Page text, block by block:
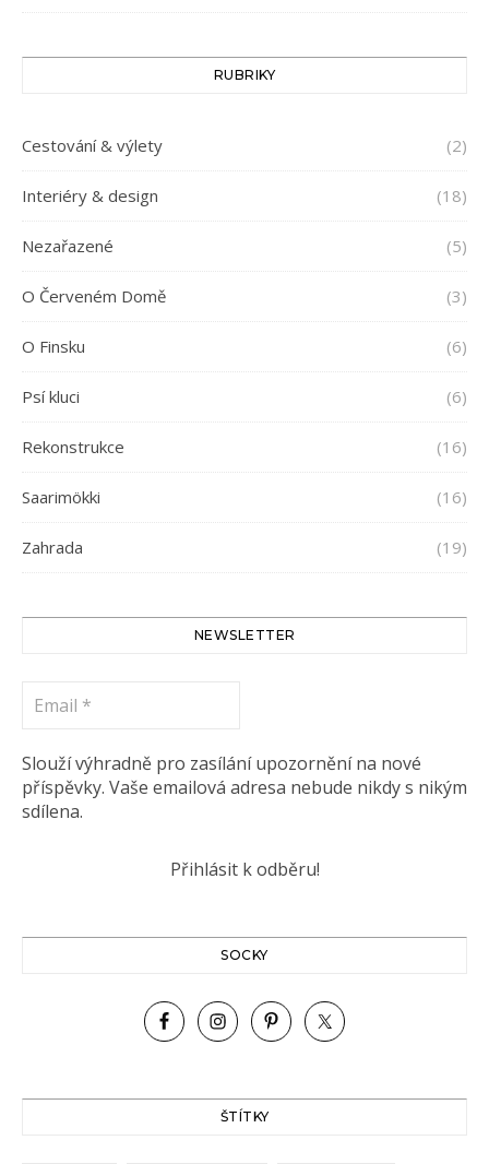
RUBRIKY
Cestování & výlety (2)
Interiéry & design (18)
Nezařazené (5)
O Červeném Domě (3)
O Finsku (6)
Psí kluci (6)
Rekonstrukce (16)
Saarimökki (16)
Zahrada (19)
NEWSLETTER
Slouží výhradně pro zasílání upozornění na nové
příspěvky. Vaše emailová adresa nebude nikdy s nikým
sdílena.
SOCKY
ŠTÍTKY